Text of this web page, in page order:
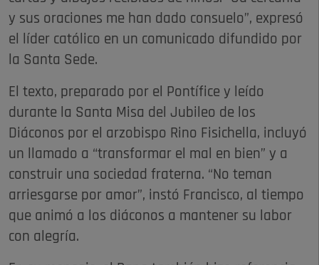
y sus oraciones me han dado consuelo”, expresó
el líder católico en un comunicado difundido por
la Santa Sede.
El texto, preparado por el Pontífice y leído
durante la Santa Misa del Jubileo de los
Diáconos por el arzobispo Rino Fisichella, incluyó
un llamado a “transformar el mal en bien” y a
construir una sociedad fraterna. “No teman
arriesgarse por amor”, instó Francisco, al tiempo
que animó a los diáconos a mantener su labor
con alegría.